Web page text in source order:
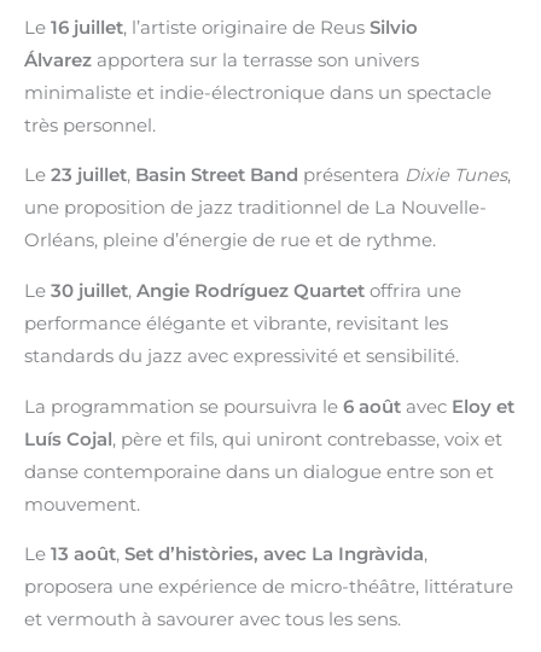
Le 16 juillet, l’artiste originaire de Reus Silvio
Álvarez apportera sur la terrasse son univers
minimaliste et indie-électronique dans un spectacle
très personnel.
Le 23 juillet, Basin Street Band présentera Dixie Tunes,
une proposition de jazz traditionnel de La Nouvelle-
Orléans, pleine d’énergie de rue et de rythme.
Le 30 juillet, Angie Rodríguez Quartet offrira une
performance élégante et vibrante, revisitant les
standards du jazz avec expressivité et sensibilité.
La programmation se poursuivra le 6 août avec Eloy et
Luís Cojal, père et fils, qui uniront contrebasse, voix et
danse contemporaine dans un dialogue entre son et
mouvement.
Le 13 août, Set d’històries, avec La Ingràvida,
proposera une expérience de micro-théâtre, littérature
et vermouth à savourer avec tous les sens.